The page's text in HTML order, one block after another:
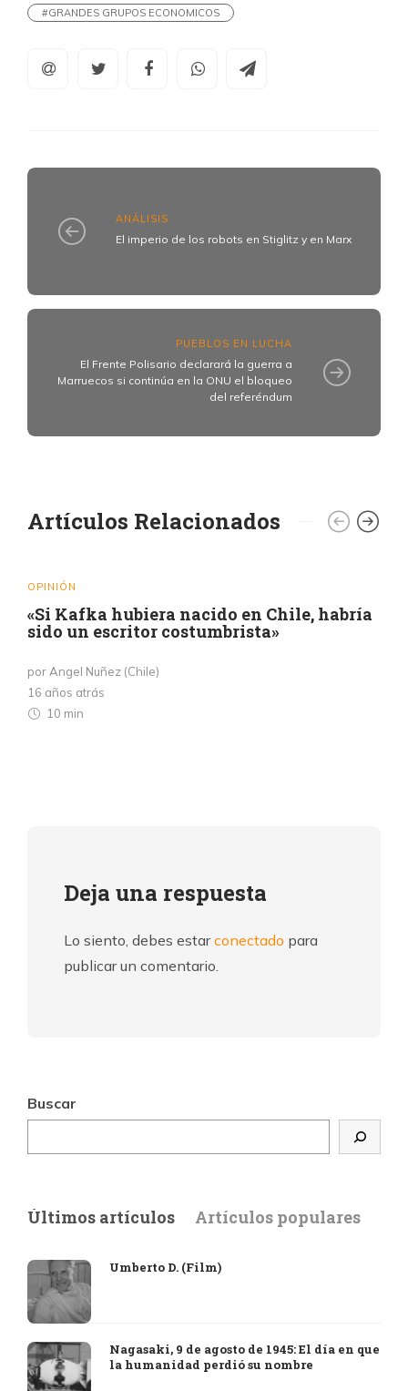
#GRANDES GRUPOS ECONOMICOS
ANÁLISIS
El imperio de los robots en Stiglitz y en Marx
PUEBLOS EN LUCHA
El Frente Polisario declarará la guerra a
Marruecos si continúa en la ONU el bloqueo
del referéndum
Artículos Relacionados
OPINIÓN
«Si Kafka hubiera nacido en Chile, habría
sido un escritor costumbrista»
por Angel Nuñez (Chile)
16 años atrás
10 min
Deja una respuesta
Lo siento, debes estarconectado para
publicar un comentario.
Buscar
Últimos artículos Artículos populares
Umberto D. (Film)
Nagasaki, 9 de agosto de 1945: El día en que
la humanidad perdió su nombre